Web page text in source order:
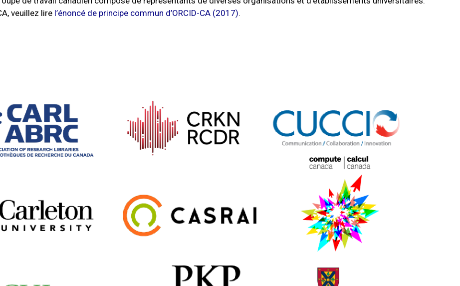
veuillez lire l’énoncé de principe commun d’ORCID-CA (2017).